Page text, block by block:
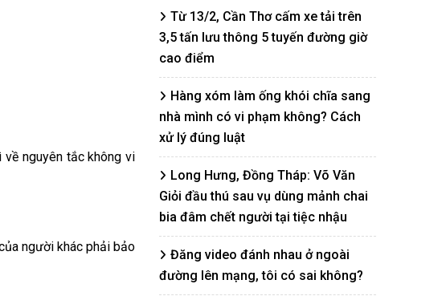
nguyên tắc không vi
người khác phải bảo
Từ 13/2, Cần Thơ cấm xe tải trên
3,5 tấn lưu thông 5 tuyến đường giờ
cao điểm
Hàng xóm làm ống khói chĩa sang
nhà mình có vi phạm không? Cách
xử lý đúng luật
Long Hưng, Đồng Tháp: Võ Văn
Giỏi đầu thú sau vụ dùng mảnh chai
bia đâm chết người tại tiệc nhậu
Đăng video đánh nhau ở ngoài
đường lên mạng, tôi có sai không?